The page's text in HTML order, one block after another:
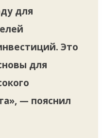
для
Это
для
— пояснил